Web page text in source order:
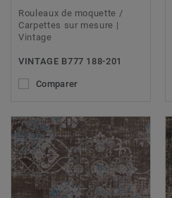
Rouleaux de moquette /
Carpettes sur mesure |
Vintage
VINTAGE B777 188-201
Comparer